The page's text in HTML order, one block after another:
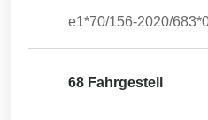
e1*70/156-2020/
68 Fahrgestell